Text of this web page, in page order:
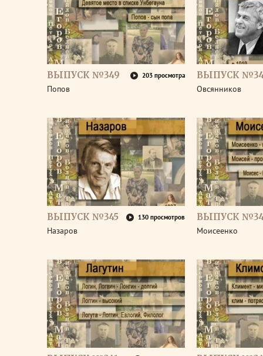
ВЫПУСК №349 203 просмотра
Попов
ВЫПУСК
Овсянников
ВЫПУСК №345 130 просмотров
Назаров
ВЫПУСК
Моисеенко